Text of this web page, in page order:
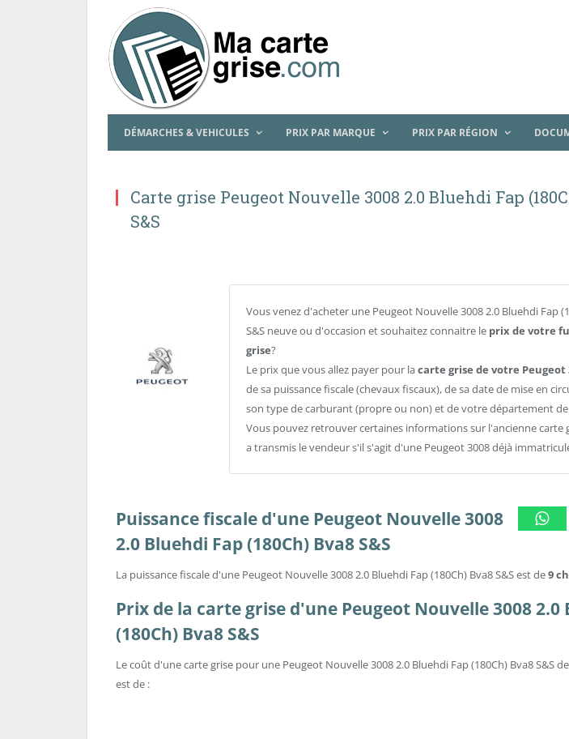
DÉMARCHES & VEHICULES PRIX PAR MARQUE PRIX PAR RÉGION
Carte grise Peugeot Nouvelle 3008 2.0 Bluehdi Fap
S&S
Vous venez d'acheter une Peugeot Nouvelle 3008 2.0 Bluehdi Fap
S&S neuve ou d'occasion et souhaitez connaitre le prix de votre
grise?
Le prix que vous allez payer pour lacarte grise de votre Peugeot
de sa puissance fiscale (chevaux fiscaux), de sa date de mise en
son type de carburant (propre ou non) et de votre département de
Vous pouvez retrouver certaines informations sur l'ancienne carte
a transmis le vendeur s'il s'agit d'une Peugeot 3008 déjà
Puissance fiscale d'une Peugeot Nouvelle 3008
2.0 Bluehdi Fap (180Ch) Bva8 S&S
La puissance fiscale d'une Peugeot Nouvelle 3008 2.0 Bluehdi Fap (180Ch) Bva8 S&S est de9
Prix de la carte grise d'une Peugeot Nouvelle 3008 2.0
(180Ch) Bva8 S&S
Le coût d'une carte grise pour une Peugeot Nouvelle 3008 2.0 Bluehdi Fap (180Ch) Bva8 S&S
est de :